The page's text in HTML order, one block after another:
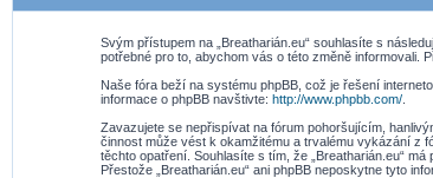
Svým přístupem na „Breatharián.eu“ souhlasíte s
potřebné pro to, abychom vás o této změně informovali.
Naše fóra beží na systému phpBB, což je řešení
informace o phpBB navštivte: http://www.phpbb.com/
Zavazujete se nepřispívat na fórum pohoršujícím,
činnost může vést k okamžitému a trvalému vykázání z
těchto opatření. Souhlasíte s tím, že „Breatharián.eu“
Přestože „Breatharián.eu“ ani phpBB neposkytne tyto